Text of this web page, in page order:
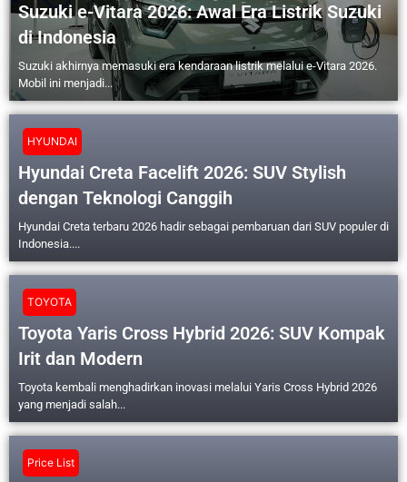
Suzuki e-Vitara 2026: Awal Era Listrik Suzuki
di Indonesia
Suzuki akhirnya memasuki era kendaraan listrik melalui e-Vitara 2026.
Mobil ini menjadi...
HYUNDAI
Hyundai Creta Facelift 2026: SUV Stylish
dengan Teknologi Canggih
Hyundai Creta terbaru 2026 hadir sebagai pembaruan dari SUV populer di
Indonesia....
TOYOTA
Toyota Yaris Cross Hybrid 2026: SUV Kompak
Irit dan Modern
Toyota kembali menghadirkan inovasi melalui Yaris Cross Hybrid 2026
yang menjadi salah...
Price List